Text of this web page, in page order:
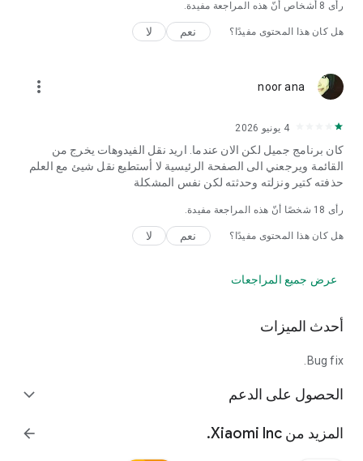
رأى 8 أشخاص أنّ هذه المراجعة مفيدة.
هل كان هذا المحتوى مفيدًا؟ نعم لا
noor ana
more_vert
4 يونيو 2026
كان برنامج جميل لكن الان عندما. اريد نقل الفيدوهات يخرج من
القائمة ويرجعني الى الصفحة الرئيسية لا أستطيع نقل شيئ مع العلم
حذفته كتير ونزلته وحدثته لكن نفس المشكلة
رأى 18 شخصًا أنّ هذه المراجعة مفيدة.
هل كان هذا المحتوى مفيدًا؟ نعم لا
عرض جميع المراجعات
أحدث الميزات
Bug fix.
الحصول على الدعم expand_more
المزيد من Xiaomi Inc. arrow_forward